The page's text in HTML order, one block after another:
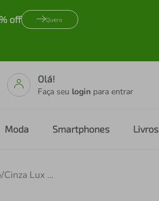
off Quero
Olá!
Faça seu login para entrar
Moda Smartphones Livros
Balcão de Cozinha 70 cm 2 Portas Branco/Cinza Lux Madesa